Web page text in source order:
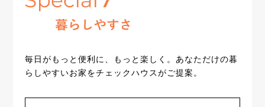
毎日がもっと便利に、もっと楽しく。あなただけの暮
らしやすいお家をチェックハウスがご提案。